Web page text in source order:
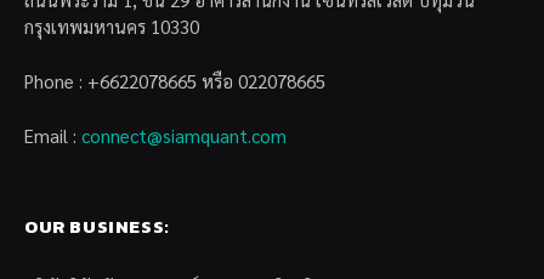
กรุงเทพมหานคร 10330
Phone : +6622078665 หรือ 022078665
Email : connect@siamquant.com
OUR BUSINESS: